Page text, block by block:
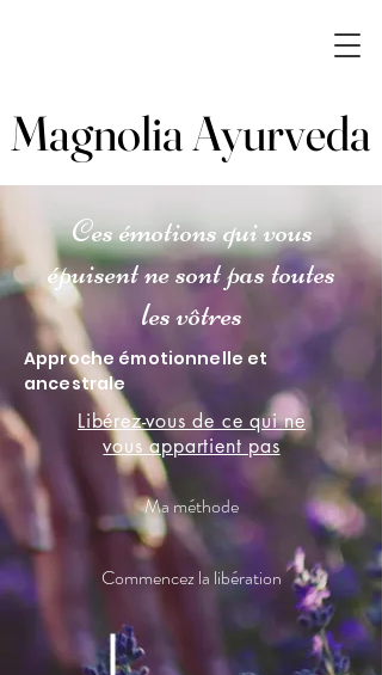
Magnolia Ayurveda
Magnolia Ayurveda
Ces émotions qui vous
épuisent ne sont pas toutes
les vôtres
Approche émotionnelle et
ancestrale
Libérez-vous de ce qui ne
vous appartient pas
Ma méthode
Commencez la libération